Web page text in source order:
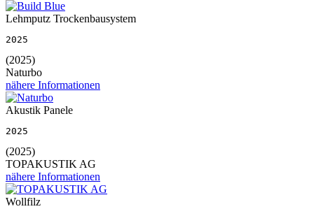
Lehmputz Trockenbausystem
2025
(2025)
Naturbo
nähere Informationen
Akustik Panele
2025
(2025)
TOPAKUSTIK AG
nähere Informationen
Wollfilz